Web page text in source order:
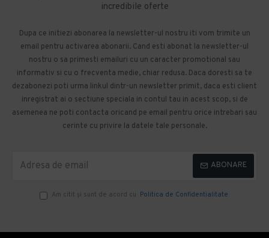
incredibile oferte
Dupa ce initiezi abonarea la newsletter-ul nostru iti vom trimite un
email pentru activarea abonarii. Cand esti abonat la newsletter-ul
nostru o sa primesti emailuri cu un caracter promotional sau
informativ si cu o frecventa medie, chiar redusa. Daca doresti sa te
dezabonezi poti urma linkul dintr-un newsletter primit, daca esti client
inregistrat ai o sectiune speciala in contul tau in acest scop, si de
asemenea ne poti contacta oricand pe email pentru orice intrebari sau
cerinte cu privire la datele tale personale.
ABONARE
Am citit şi sunt de acord cu Politica de Confidentialitate